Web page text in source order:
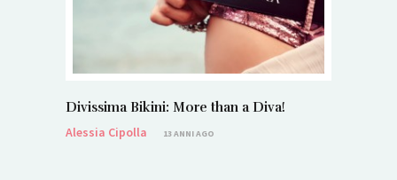
Divissima Bikini: More than a Diva!
Alessia Cipolla
13 ANNI AGO